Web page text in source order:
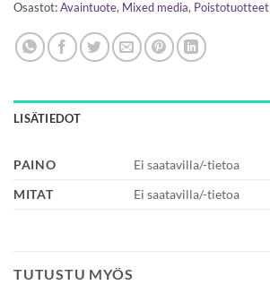
Osastot:Avaintuote, Mixed media, Poistotuotteet
LISÄTIEDOT
PAINO
Ei saatavilla/-tietoa
MITAT
Ei saatavilla/-tietoa
TUTUSTU MYÖS